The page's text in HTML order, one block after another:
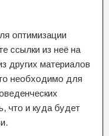
оптимизации
ссылки из неё на
других материалов
необходимо для
что и куда будет